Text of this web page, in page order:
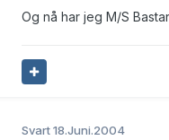
Og nå har jeg M/S
Svart18.Juni.2004